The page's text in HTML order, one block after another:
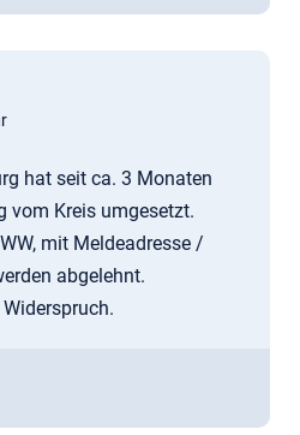
hat seit ca. 3 Monaten
vom Kreis umgesetzt.
mit Meldeadresse /
abgelehnt.